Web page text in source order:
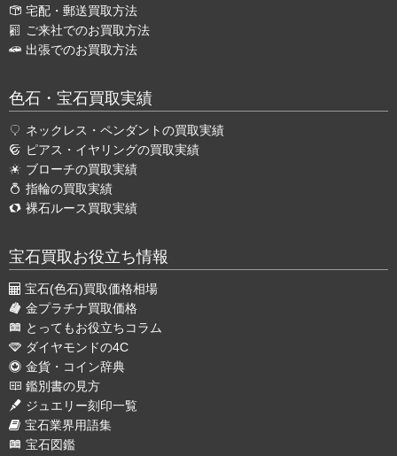
宅配・郵送買取方法
ご来社でのお買取方法
出張でのお買取方法
色石・宝石買取実績
ネックレス・ペンダントの買取実績
ピアス・イヤリングの買取実績
ブローチの買取実績
指輪の買取実績
裸石ルース買取実績
宝石買取お役立ち情報
宝石(色石)買取価格相場
金プラチナ買取価格
とってもお役立ちコラム
ダイヤモンドの4C
金貨・コイン辞典
鑑別書の見方
ジュエリー刻印一覧
宝石業界用語集
宝石図鑑